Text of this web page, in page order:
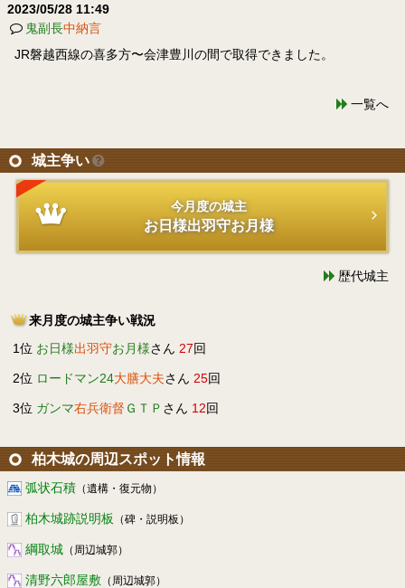
2023/05/28 11:49
鬼副長中納言
JR磐越西線の喜多方〜会津豊川の間で取得できました。
一覧へ
城主争い
今月度の城主
お日様出羽守お月様
歴代城主
来月度の城主争い戦況
1位 お日様出羽守お月様さん 27回
2位 ロードマン24大膳大夫さん 25回
3位 ガンマ右兵衛督 ＧＴＰ さん 12回
柏木城の周辺スポット情報
弧状石積 （遺構・復元物）
柏木城跡説明板 （碑・説明板）
綱取城 （周辺城郭）
清野六郎屋敷 （周辺城郭）